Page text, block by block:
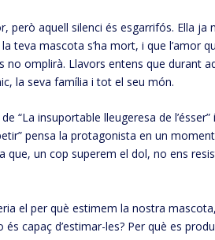
però aquell silenci és esgarrifós. Ella ja
teva mascota s’ha mort, i que l’amor
omplirà. Llavors entens que durant
la seva família i tot el seu món.
“La insuportable lleugeresa de l’ésser”
pensa la protagonista en un
un cop superem el dol, no ens
el per què estimem la nostra
capaç d’estimar-les? Per què es